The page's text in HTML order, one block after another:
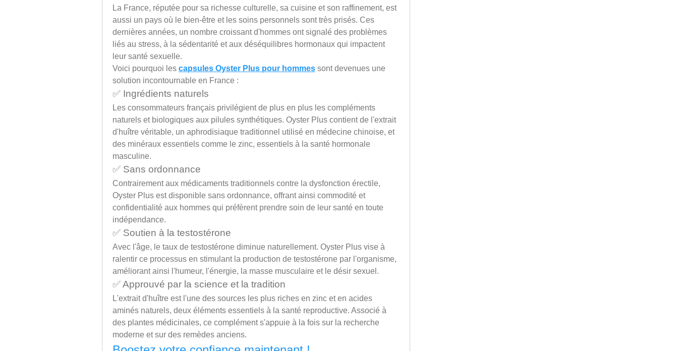
La France, réputée pour sa richesse culturelle, sa cuisine et son raffinement, est
aussi un pays où le bien-être et les soins personnels sont très prisés. Ces
dernières années, un nombre croissant d'hommes ont signalé des problèmes
liés au stress, à la sédentarité et aux déséquilibres hormonaux qui impactent
leur santé sexuelle.
Voici pourquoi les capsules Oyster Plus pour hommes sont devenues une
solution incontournable en France :
✅ Ingrédients naturels
Les consommateurs français privilégient de plus en plus les compléments
naturels et biologiques aux pilules synthétiques. Oyster Plus contient de l'extrait
d'huître véritable, un aphrodisiaque traditionnel utilisé en médecine chinoise, et
des minéraux essentiels comme le zinc, essentiels à la santé hormonale
masculine.
✅ Sans ordonnance
Contrairement aux médicaments traditionnels contre la dysfonction érectile,
Oyster Plus est disponible sans ordonnance, offrant ainsi commodité et
confidentialité aux hommes qui préfèrent prendre soin de leur santé en toute
indépendance.
✅ Soutien à la testostérone
Avec l'âge, le taux de testostérone diminue naturellement. Oyster Plus vise à
ralentir ce processus en stimulant la production de testostérone par l'organisme,
améliorant ainsi l'humeur, l'énergie, la masse musculaire et le désir sexuel.
✅ Approuvé par la science et la tradition
L'extrait d'huître est l'une des sources les plus riches en zinc et en acides
aminés naturels, deux éléments essentiels à la santé reproductive. Associé à
des plantes médicinales, ce complément s'appuie à la fois sur la recherche
moderne et sur des remèdes anciens.